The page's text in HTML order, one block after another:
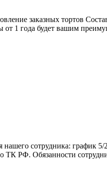
заказных тортов
1 года будет вашим
сотрудника: график 5/
ТК РФ. Обязанности